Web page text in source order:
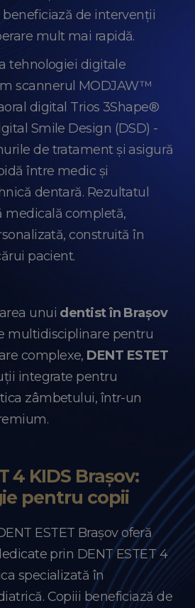
de intervenții
mult mai rapidă.
tehnologiei digitale
scannerul MODJAW™
digital Trios 3Shape®
Smile Design (DSD) -
de tratament și asigură
între medic și
dentară. Rezultatul
medicală completă,
construită în
pacient.
unui dentist în Brașov
multidisciplinare pentru
complexe, DENT ESTET
integrate pentru
zâmbetului, într-un
4 KIDS Brașov:
pentru copii
ESTET Brașov oferă
prin DENT ESTET 4
specializată în
Copiii beneficiază de